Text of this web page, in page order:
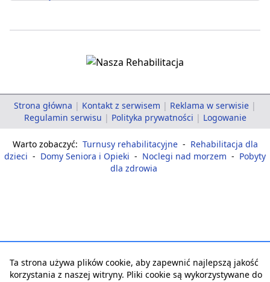
Strona główna | Kontakt z serwisem | Reklama w serwisie |
Regulamin serwisu | Polityka prywatności | Logowanie
Warto zobaczyć: Turnusy rehabilitacyjne - Rehabilitacja dla
dzieci - Domy Seniora i Opieki - Noclegi nad morzem - Pobyty
dla zdrowia
Ta strona używa plików cookie, aby zapewnić najlepszą jakość
korzystania z naszej witryny. Pliki cookie są wykorzystywane do